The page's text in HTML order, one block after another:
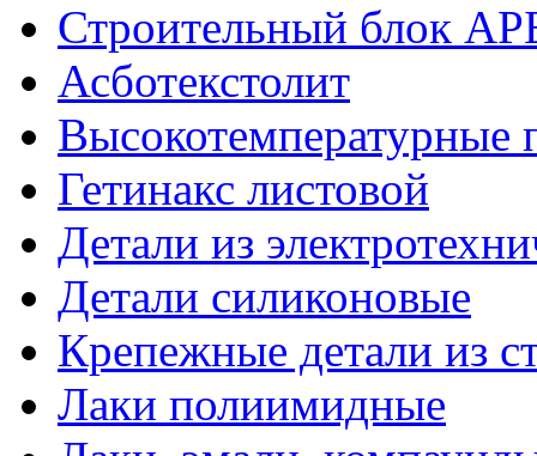
Строительный блок
Асботекстолит
Высокотемпературные
Гетинакс листовой
Детали из
Детали силиконовые
Крепежные детали из
Лаки полиимидные